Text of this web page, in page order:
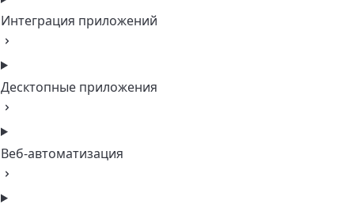
Интеграция приложений
Десктопные приложения
Веб-автоматизация